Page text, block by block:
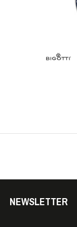
NEWSLETTER